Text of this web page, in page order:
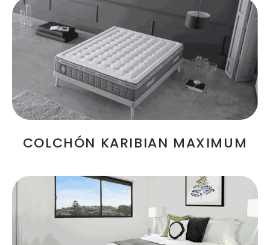
COLCHÓN KARIBIAN MAXIMUM